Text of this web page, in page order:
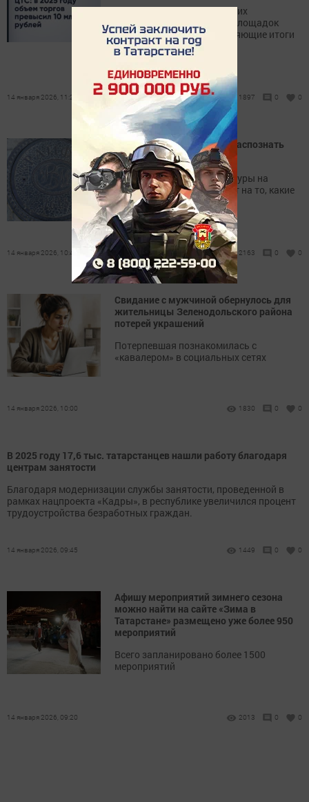
Биржа ЦТС, одна из ведущих
технологичных торговых площадок
России, подводит впечатляющие итоги
работы
14 января 2026, 11:20 1897 0 0
«Говорящие» буквы: как распознать
люк?
Разные буквы и аббревиатуры на
крышках люков указывают на то, какие
сети находятся под ними
14 января 2026, 10:40 2163 0 0
Свидание с мужчиной обернулось для
жительницы Зеленодольского района
потерей украшений
Потерпевшая познакомилась с
«кавалером» в социальных сетях
14 января 2026, 10:00 1830 0 0
В 2025 году 17,6 тыс. татарстанцев нашли работу благодаря
центрам занятости
Благодаря модернизации службы занятости, проведенной в
рамках нацпроекта «Кадры», в республике увеличился процент
трудоустройства безработных граждан.
14 января 2026, 09:45 1449 0 0
Афишу мероприятий зимнего сезона
можно найти на сайте «Зима в
Татарстане» размещено уже более 950
мероприятий
Всего запланировано более 1500
мероприятий
14 января 2026, 09:20 2013 0 0